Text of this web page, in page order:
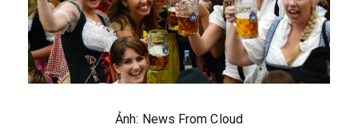
Ảnh: News From Cloud